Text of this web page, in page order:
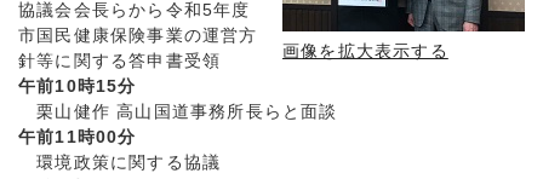
画像を拡大表示する
協議会会長らから令和5年度
市国民健康保険事業の運営方
針等に関する答申書受領
午前10時15分
栗山健作 高山国道事務所長らと面談
午前11時00分
環境政策に関する協議